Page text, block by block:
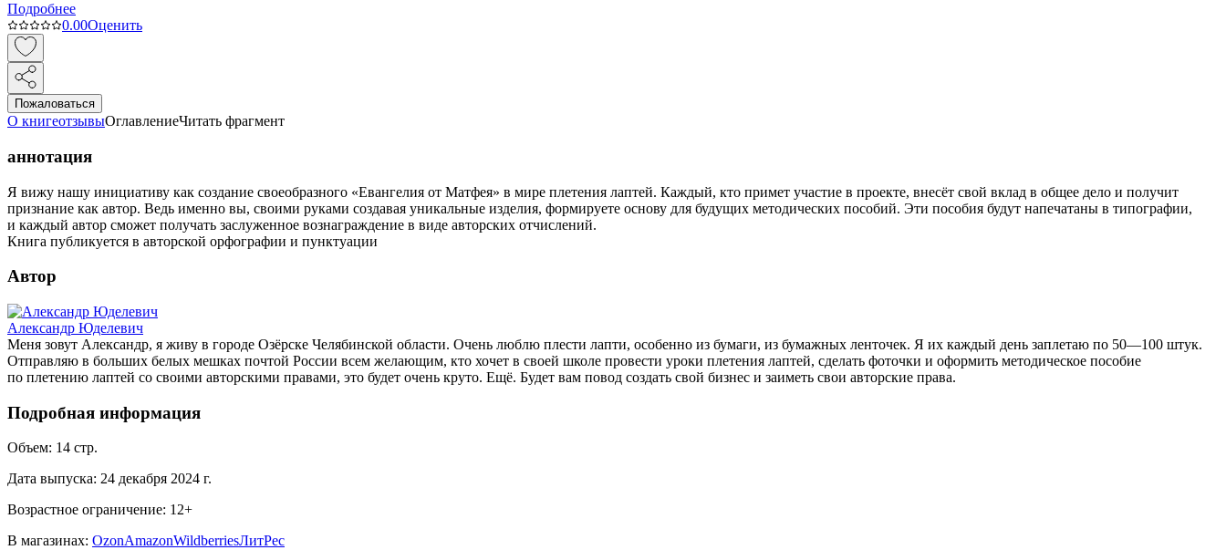
Подробнее
0.00Оценить
Пожаловаться
О книгеотзывыОглавлениеЧитать фрагмент
аннотация
Я вижу нашу инициативу как создание своеобразного «Евангелия от Матфея» в мире плетения лаптей. Каждый, кто примет участие в проекте, внесёт свой вклад в общее дело и получит
признание как автор. Ведь именно вы, своими руками создавая уникальные изделия, формируете основу для будущих методических пособий. Эти пособия будут напечатаны в типографии,
и каждый автор сможет получать заслуженное вознаграждение в виде авторских отчислений.
Книга публикуется в авторской орфографии и пунктуации
Автор
Александр Юделевич
Меня зовут Александр, я живу в городе Озёрске Челябинской области. Очень люблю плести лапти, особенно из бумаги, из бумажных ленточек. Я их каждый день заплетаю по 50—100 штук.
Отправляю в больших белых мешках почтой России всем желающим, кто хочет в своей школе провести уроки плетения лаптей, сделать фоточки и оформить методическое пособие
по плетению лаптей со своими авторскими правами, это будет очень круто. Ещё. Будет вам повод создать свой бизнес и заиметь свои авторские права.
Подробная информация
Объем: 14 стр.
Дата выпуска: 24 декабря 2024 г.
Возрастное ограничение: 12+
В магазинах: OzonAmazonWildberriesЛитРес